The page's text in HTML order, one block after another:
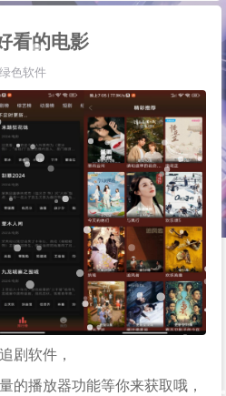
看的电影
绿色软件
剧软件，
的播放器功能等你来获取哦，